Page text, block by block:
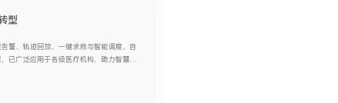
型
警、轨迹回放、一键求救与智能调度、自
已广泛应用于各级医疗机构，助力智慧医